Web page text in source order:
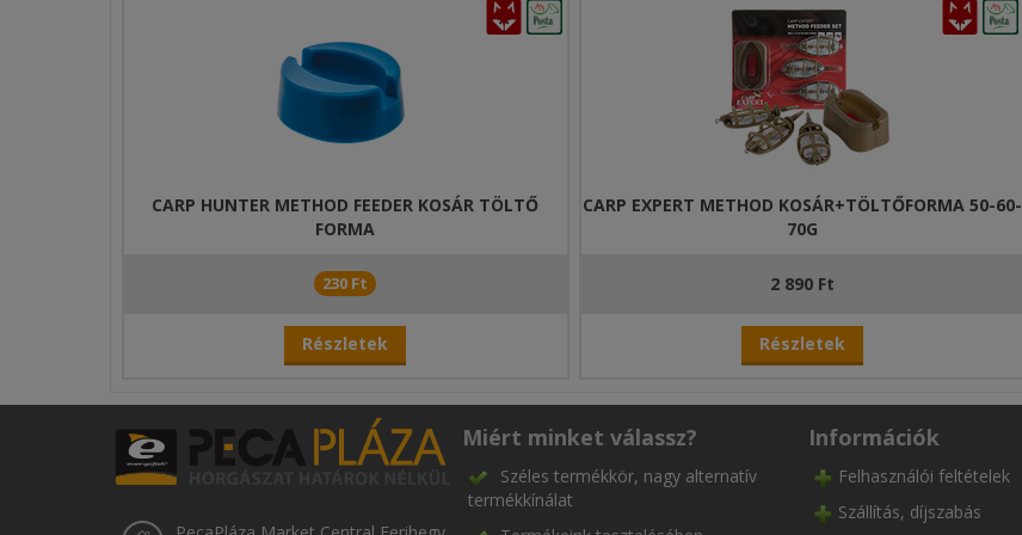
CARP HUNTER METHOD FEEDER KOSÁR TÖLTŐ
FORMA
230 Ft
Részletek
CARP EXPERT METHOD KOSÁR+TÖLTŐFORMA 50-60-
70G
2 890 Ft
Részletek
Miért minket válassz?
Széles termékkör, nagy alternatív
termékkínálat
Információk
Felhasználói feltételek
Szállítás, díjszabás